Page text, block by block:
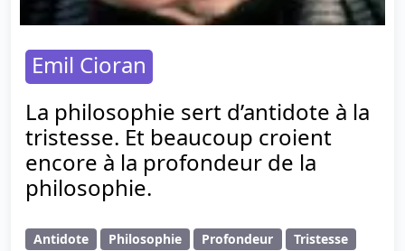
Emil Cioran
La philosophie sert d’antidote à la
tristesse. Et beaucoup croient
encore à la profondeur de la
philosophie.
Antidote Philosophie Profondeur Tristesse